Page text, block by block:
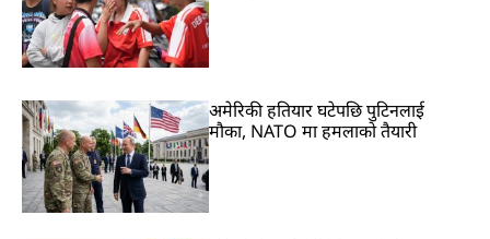
अमेरिकी हतियार घटेपछि पुटिनलाई
मौका, NATO मा हमलाको तैयारी